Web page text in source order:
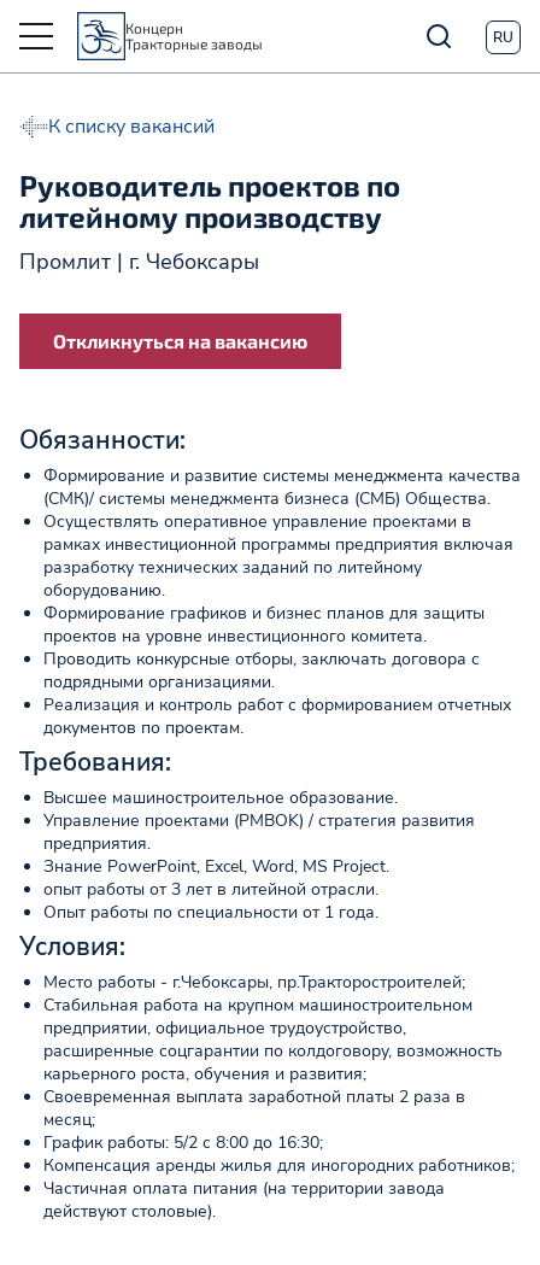
Концерн
Тракторные заводы
RU
К списку вакансий
Руководитель проектов по
литейному производству
Промлит | г. Чебоксары
Откликнуться на вакансию
Обязанности:
Формирование и развитие системы менеджмента качества
(СМК)/ системы менеджмента бизнеса (СМБ) Общества.
Осуществлять оперативное управление проектами в
рамках инвестиционной программы предприятия включая
разработку технических заданий по литейному
оборудованию.
Формирование графиков и бизнес планов для защиты
проектов на уровне инвестиционного комитета.
Проводить конкурсные отборы, заключать договора с
подрядными организациями.
Реализация и контроль работ с формированием отчетных
документов по проектам.
Требования:
Высшее машиностроительное образование.
Управление проектами (PMBOK) / стратегия развития
предприятия.
Знание PowerPoint, Excel, Word, MS Projeсt.
опыт работы от 3 лет в литейной отрасли.
Опыт работы по специальности от 1 года.
Условия:
Место работы - г.Чебоксары, пр.Тракторостроителей;
Стабильная работа на крупном машиностроительном
предприятии, официальное трудоустройство,
расширенные соцгарантии по колдоговору, возможность
карьерного роста, обучения и развития;
Своевременная выплата заработной платы 2 раза в
месяц;
График работы: 5/2 с 8:00 до 16:30;
Компенсация аренды жилья для иногородних работников;
Частичная оплата питания (на территории завода
действуют столовые).